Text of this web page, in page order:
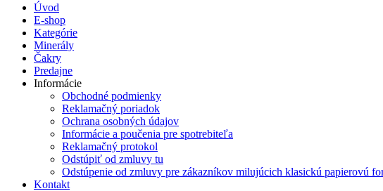
Úvod
E-shop
Kategórie
Minerály
Čakry
Predajne
Informácie
Obchodné podmienky
Reklamačný poriadok
Ochrana osobných údajov
Informácie a poučenia pre spotrebiteľa
Reklamačný protokol
Odstúpiť od zmluvy tu
Odstúpenie od zmluvy pre zákazníkov milujúcich klasickú papierovú
Kontakt